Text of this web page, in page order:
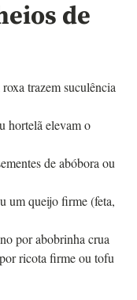
de
trazem suculência
hortelã elevam o
de abóbora ou
um queijo firme (feta,
por abobrinha crua
ricota firme ou tofu